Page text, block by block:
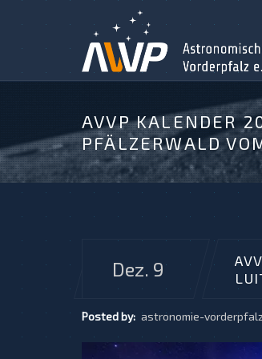
AVVP KALENDER
PFÄLZERWALD
Dez. 9
Posted by: astronomie-